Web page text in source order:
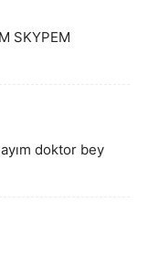
SKYPEM
doktor bey